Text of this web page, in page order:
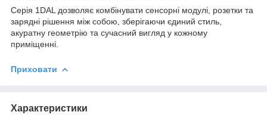
Серія 1DAL дозволяє комбінувати сенсорні модулі, розетки та
зарядні рішення між собою, зберігаючи єдиний стиль,
акуратну геометрію та сучасний вигляд у кожному
приміщенні.
Приховати
Характеристики